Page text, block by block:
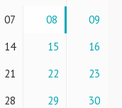
07 08
09
14 15
16
21 22
23
28 29
30